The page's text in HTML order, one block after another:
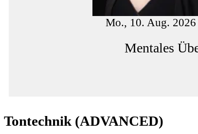
Mo., 10. Aug.
Mentales
Tontechnik (ADVANCED)